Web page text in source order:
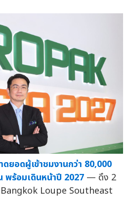
ยอดผู้เข้าชมงานกว่า 80,000
พร้อมเดินหน้าปี 2027 — ดึง 2
Loupe Southeast